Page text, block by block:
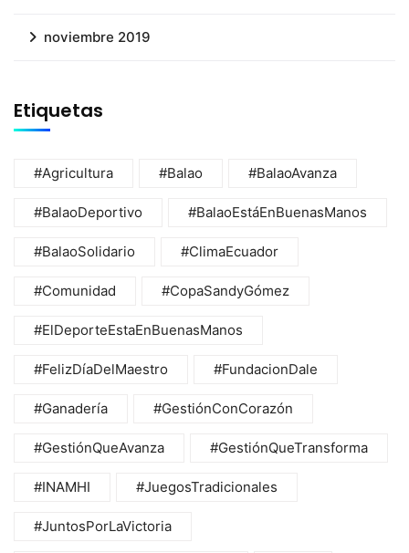
noviembre 2019
Etiquetas
#Agricultura #Balao #BalaoAvanza
#BalaoDeportivo #BalaoEstáEnBuenasManos
#BalaoSolidario #ClimaEcuador
#Comunidad #CopaSandyGómez
#ElDeporteEstaEnBuenasManos
#FelizDíaDelMaestro #FundacionDale
#Ganadería #GestiónConCorazón
#GestiónQueAvanza #GestiónQueTransforma
#INAMHI #JuegosTradicionales
#JuntosPorLaVictoria